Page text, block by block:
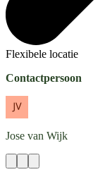
Flexibele locatie
Contactpersoon
Jose van Wijk